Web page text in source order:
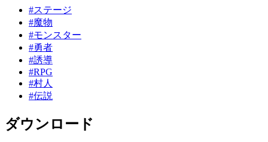
#ステージ
#魔物
#モンスター
#勇者
#誘導
#RPG
#村人
#伝説
ダウンロード